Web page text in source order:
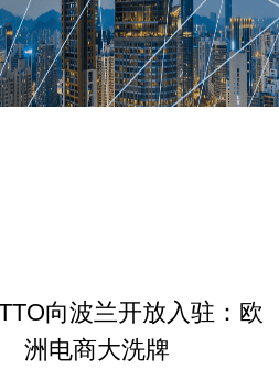
向波兰开放入驻：欧
洲电商大洗牌